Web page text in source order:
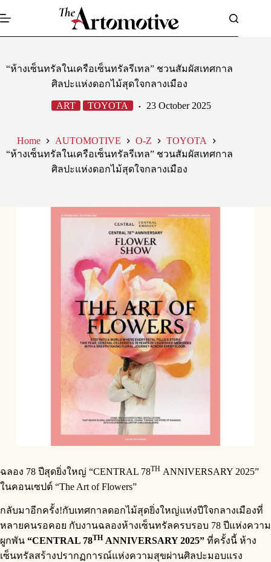
to
“ห้างเซ็นทรัลในเครือเซ็นทรัลรีเทล” ชวนสัมผัสเทศกาล
ศิลปะแห่งดอกไม้สุดใจกลางเมือง
ART TOYOTA 23 October 2025
Home AUTOMOTIVE O-Z
TOYOTA
“ห้างเซ็นทรัลในเครือเซ็นทรัลรีเทล” ชวนสัมผัสเทศกาล
ศิลปะแห่งดอกไม้สุดใจกลางเมือง
ฉลอง 78 ปีสุดยิ่งใหญ่ “CENTRAL 78TH ANNIVERSARY 2025”
ในคอนเซปต์ “The Art of Flowers”
กลับมาอีกครั้ง!กับเทศกาลดอกไม้สุดยิ่งใหญ่แห่งปีใจกลางเมืองที่
หลายคนรอคอย กับงานฉลองห้างเซ็นทรัลครบรอบ 78 ปีแห่งความ
ผูกพัน “CENTRAL 78TH ANNIVERSARY 2025” ที่ครั้งนี้ ห้าง
เซ็นทรัลสร้างปรากฏการณ์แห่งความสุขผ่านศิลปะมอบแรง